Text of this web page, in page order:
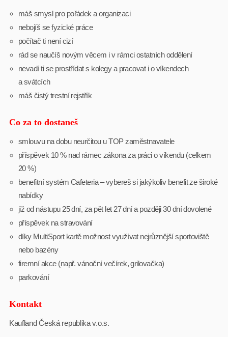
máš smysl pro pořádek a organizaci
nebojíš se fyzické práce
počítač ti není cizí
rád se naučíš novým věcem i v rámci ostatních oddělení
nevadí ti se prostřídat s kolegy a pracovat i o víkendech
a svátcích
máš čistý trestní rejstřík
Co za to dostaneš
smlouvu na dobu neurčitou u TOP zaměstnavatele
příspěvek 10 % nad rámec zákona za práci o víkendu (celkem
20 %)
benefitní systém Cafeteria – vybereš si jakýkoliv benefit ze široké
nabídky
již od nástupu 25 dní, za pět let 27 dní a později 30 dní dovolené
příspěvek na stravování
díky MultiSport kartě možnost využívat nejrůznější sportoviště
nebo bazény
firemní akce (např. vánoční večírek, grilovačka)
parkování
Kontakt
Kaufland Česká republika v.o.s.